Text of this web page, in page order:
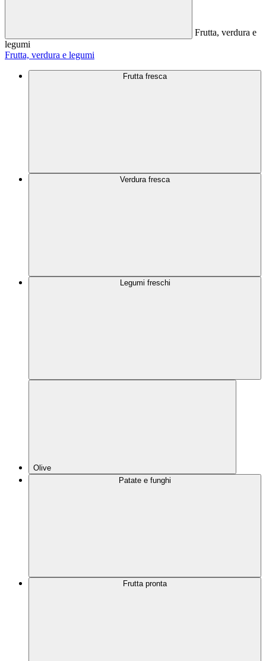
Frutta, verdura e
legumi
Frutta, verdura e legumi
Frutta fresca
Verdura fresca
Legumi freschi
Olive
Patate e funghi
Frutta pronta